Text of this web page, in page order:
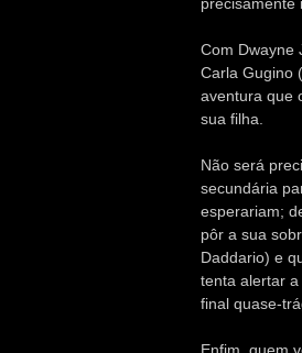
Com Dwayne
Carla Gugino
aventura que
sua filha.
Não será
secundária
esperariam;
pôr a sua
Daddario) e
tenta alertar
final quase-
Enfim, quem